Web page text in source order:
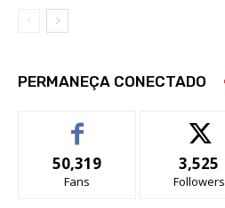
PERMANEÇA CONECTADO
50,319
Fans
3,525
Followers